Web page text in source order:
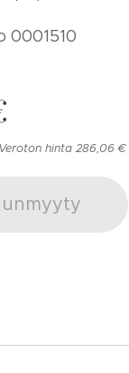
0001510
Veroton hinta 286,06 €